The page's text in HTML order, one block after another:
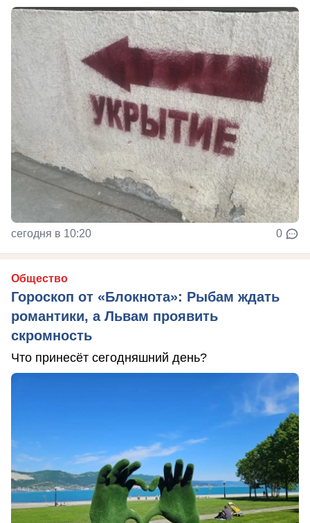
сегодня в 10:20 0
Общество
Гороскоп от «Блокнота»: Рыбам ждать
романтики, а Львам проявить
скромность
Что принесёт сегодняшний день?